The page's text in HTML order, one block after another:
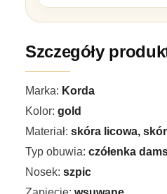
Szczegóły
Marka: Korda
Kolor: gold
Materiał: skóra licowa,
Typ obuwia: czółenka
Nosek: szpic